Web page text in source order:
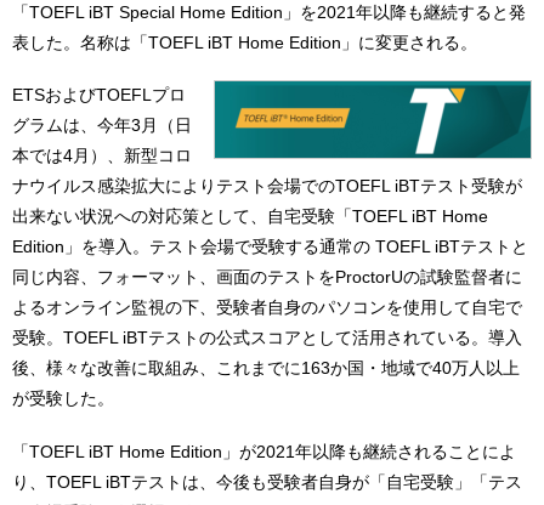
「TOEFL iBT Special Home Edition」を2021年以降も継続すると発
表した。名称は「TOEFL iBT Home Edition」に変更される。
ETSおよびTOEFLプロ
グラムは、今年3月（日
本では4月）、新型コロ
ナウイルス感染拡大によりテスト会場でのTOEFL iBTテスト受験が
出来ない状況への対応策として、自宅受験「TOEFL iBT Home
Edition」を導入。テスト会場で受験する通常の TOEFL iBTテストと
同じ内容、フォーマット、画面のテストをProctorUの試験監督者に
よるオンライン監視の下、受験者自身のパソコンを使用して自宅で
受験。TOEFL iBTテストの公式スコアとして活用されている。導入
後、様々な改善に取組み、これまでに163か国・地域で40万人以上
が受験した。
「TOEFL iBT Home Edition」が2021年以降も継続されることによ
り、TOEFL iBTテストは、今後も受験者自身が「自宅受験」「テス